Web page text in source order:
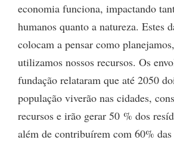
economia funciona, impactando
humanos quanto a natureza. Estes
colocam a pensar como
utilizamos nossos recursos. Os
fundação relataram que até 2050
população viverão nas cidades,
recursos e irão gerar 50 % dos
além de contribuírem com 60% das